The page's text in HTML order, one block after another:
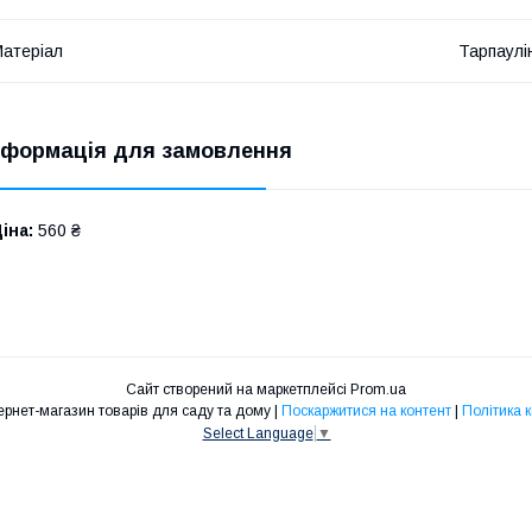
для замовлення
560 ₴
Сайт створений на маркетплейсі Prom.ua
Поскаржитися на контент
Політика
Select Language ▼